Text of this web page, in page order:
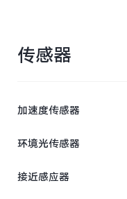
传感器
加速度传感器
环境光传感器
接近感应器